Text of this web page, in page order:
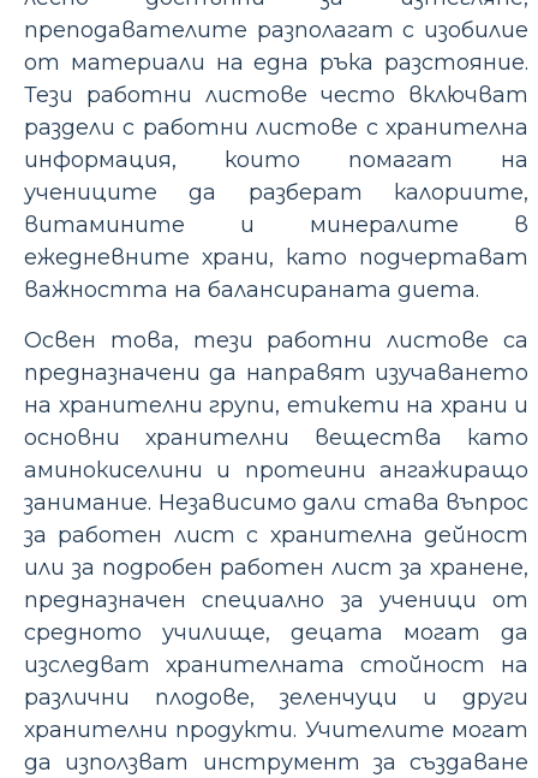
преподавателите разполагат с изобилие
от материали на една ръка разстояние.
Тези работни листове често включват
раздели с работни листове с хранителна
информация, които помагат на
учениците да разберат калориите,
витамините и минералите в
ежедневните храни, като подчертават
важността на балансираната диета.
Освен това, тези работни листове са
предназначени да направят изучаването
на хранителни групи, етикети на храни и
основни хранителни вещества като
аминокиселини и протеини ангажиращо
занимание. Независимо дали става въпрос
за работен лист с хранителна дейност
или за подробен работен лист за хранене,
предназначен специално за ученици от
средното училище, децата могат да
изследват хранителната стойност на
различни плодове, зеленчуци и други
хранителни продукти. Учителите могат
да използват инструмент за създаване